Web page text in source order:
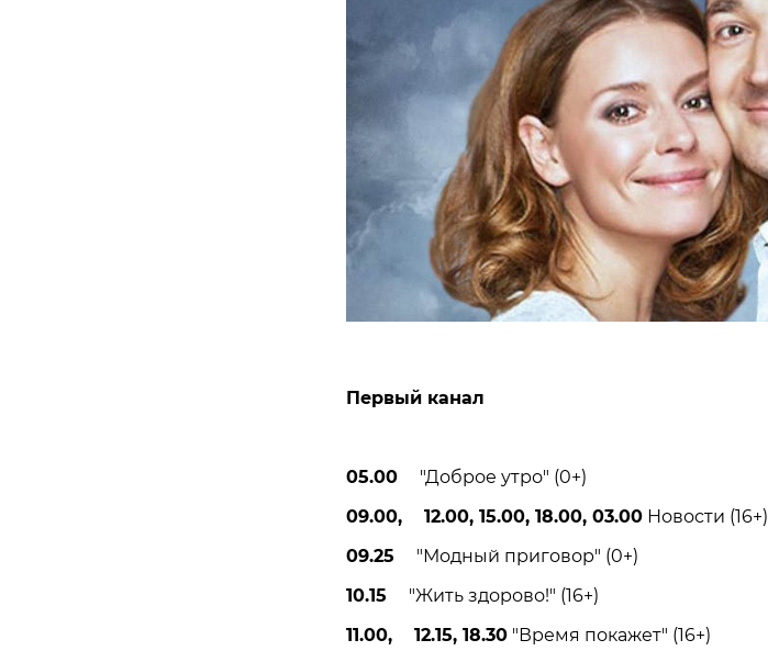
Первый канал
05.00"Доброе утро" (0+)
09.00, 12.00, 15.00, 18.00, 03.00Новости (16+)
09.25 "Модный приговор" (0+)
10.15 "Жить здорово!" (16+)
11.00, 12.15, 18.30"Время покажет" (16+)